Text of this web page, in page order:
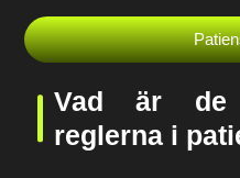
Vad är de
reglerna i